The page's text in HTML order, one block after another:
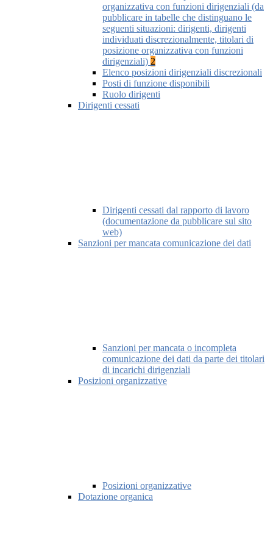
organizzativa con funzioni dirigenziali (da
pubblicare in tabelle che distinguano le
seguenti situazioni: dirigenti, dirigenti
individuati discrezionalmente, titolari di
posizione organizzativa con funzioni
dirigenziali) 2
Elenco posizioni dirigenziali discrezionali
Posti di funzione disponibili
Ruolo dirigenti
Dirigenti cessati
Dirigenti cessati dal rapporto di lavoro
(documentazione da pubblicare sul sito
web)
Sanzioni per mancata comunicazione dei dati
Sanzioni per mancata o incompleta
comunicazione dei dati da parte dei titolari
di incarichi dirigenziali
Posizioni organizzative
Posizioni organizzative
Dotazione organica